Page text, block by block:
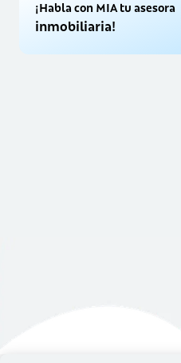
¡Habla con MIA tu asesora
inmobiliaria!